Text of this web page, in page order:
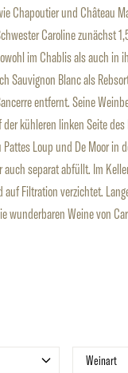
Chapoutier und Château
Caroline zunächst
im Chablis als auch in
Sauvignon Blanc als
entfernt. Seine
kühleren linken Seite
Loup und De Moor in
auch separat abfüllt. Im
Filtration verzichtet.
wunderbaren Weine von
WeinartFilter